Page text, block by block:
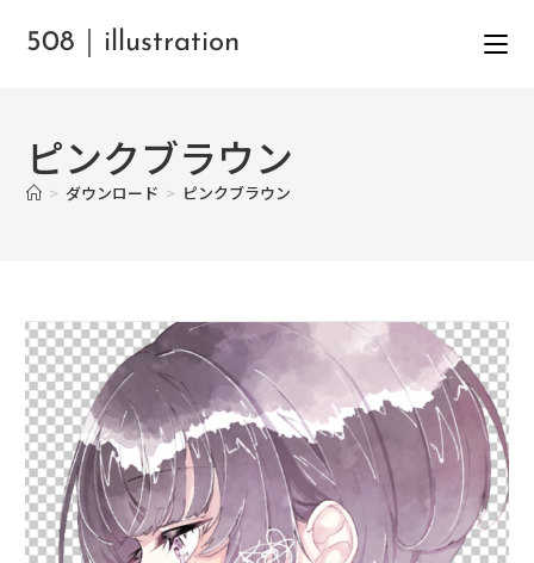
508｜illustration
ピンクブラウン
> ダウンロード > ピンクブラウン